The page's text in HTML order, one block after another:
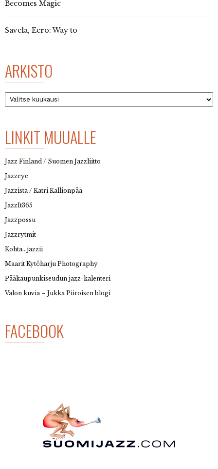
Becomes Magic
Savela, Eero: Way to
ARKISTO
Arkisto
LINKIT MUUALLE
Jazz Finland / Suomen Jazzliitto
Jazzeye
Jazzista / Katri Kallionpää
JazzIt365
Jazzpossu
Jazzrytmit
Kohta…jazzii
Maarit Kytöharju Photography
Pääkaupunkiseudun jazz-kalenteri
Valon kuvia – Jukka Piiroisen blogi
FACEBOOK